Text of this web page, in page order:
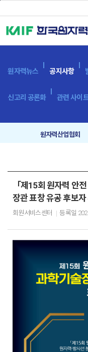
원자력뉴스 공지사항
신고리 공론화 관련 사이
원자력산업협회
「제15회 원자력 안
장관 표창 유공 후보
회원서비스센터 등록일